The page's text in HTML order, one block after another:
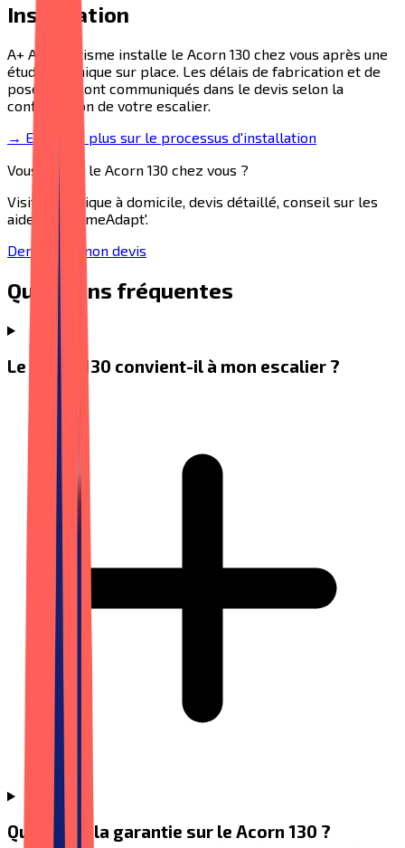
Installation
A+ Automatisme installe le Acorn 130 chez vous après une
étude technique sur place. Les délais de fabrication et de
pose vous sont communiqués dans le devis selon la
configuration de votre escalier.
→ En savoir plus sur le processus d'installation
Vous voulez le Acorn 130 chez vous ?
Visite technique à domicile, devis détaillé, conseil sur les
aides MaPrimeAdapt'.
Demander mon devis
Questions fréquentes
Le Acorn 130 convient-il à mon escalier ?
Quelle est la garantie sur le Acorn 130 ?